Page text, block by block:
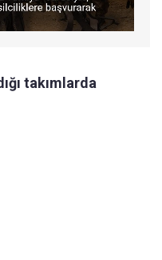
takımlarda